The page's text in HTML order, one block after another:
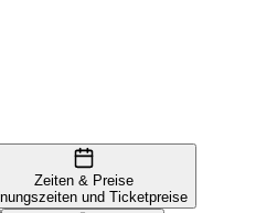
Zeiten & Preise
und Ticketpreise